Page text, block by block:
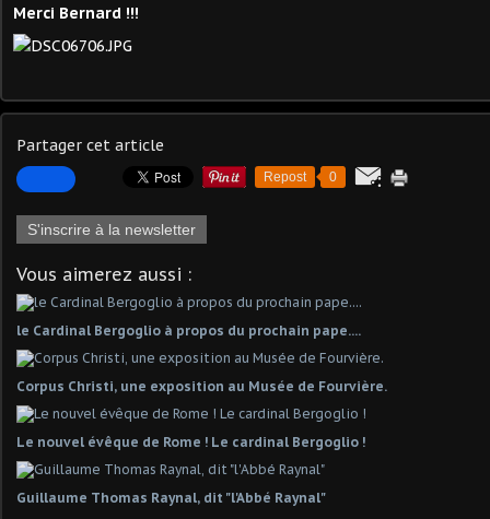
Merci Bernard !!!
Partager cet article
Repost 0
S'inscrire à la newsletter
Vous aimerez aussi :
le Cardinal Bergoglio à propos du prochain pape....
Corpus Christi, une exposition au Musée de Fourvière.
Le nouvel évêque de Rome ! Le cardinal Bergoglio !
Guillaume Thomas Raynal, dit "l'Abbé Raynal"